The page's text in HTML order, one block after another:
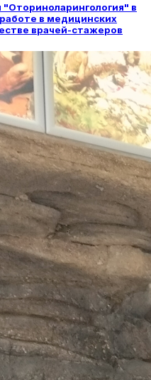
в
в медицинских
врачей-стажеров